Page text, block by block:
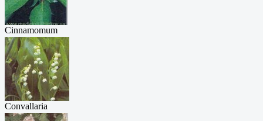
Cinnamomum
camp...
Convallaria
maj...